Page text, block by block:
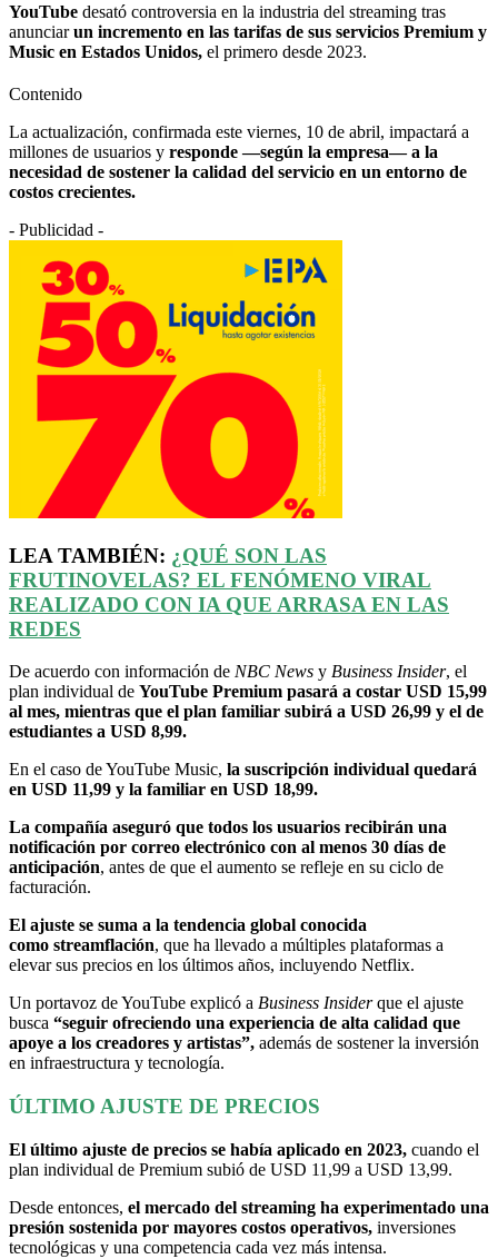
YouTube desató controversia en la industria del streaming tras
anunciarun incremento en las tarifas de sus servicios Premium y
Music en Estados Unidos, el primero desde 2023.
Contenido
La actualización, confirmada este viernes, 10 de abril, impactará a
millones de usuarios y responde —según la empresa— a la
necesidad de sostener la calidad del servicio en un entorno de
costos crecientes.
- Publicidad -
LEA TAMBIÉN: ¿QUÉ SON LAS
FRUTINOVELAS? EL FENÓMENO VIRAL
REALIZADO CON IA QUE ARRASA EN LAS
REDES
De acuerdo con información de NBC News y Business Insider, el
plan individual de YouTube Premium pasará a costar USD 15,99
al mes, mientras que el plan familiar subirá a USD 26,99 y el de
estudiantes a USD 8,99.
En el caso de YouTube Music, la suscripción individual quedará
en USD 11,99 y la familiar en USD 18,99.
La compañía aseguró que todos los usuarios recibirán una
notificación por correo electrónico con al menos 30 días de
anticipación, antes de que el aumento se refleje en su ciclo de
facturación.
El ajuste se suma a la tendencia global conocida
como streamflación, que ha llevado a múltiples plataformas a
elevar sus precios en los últimos años, incluyendo Netflix.
Un portavoz de YouTube explicó a Business Insiderque el ajuste
busca “seguir ofreciendo una experiencia de alta calidad que
apoye a los creadores y artistas”, además de sostener la inversión
en infraestructura y tecnología.
ÚLTIMO AJUSTE DE PRECIOS
El último ajuste de precios se había aplicado en 2023, cuando el
plan individual de Premium subió de USD 11,99 a USD 13,99.
Desde entonces, el mercado del streaming ha experimentado una
presión sostenida por mayores costos operativos, inversiones
tecnológicas y una competencia cada vez más intensa.